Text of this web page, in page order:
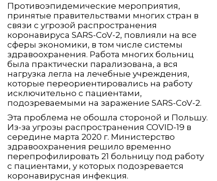
Противоэпидемические мероприятия,
принятые правительствами многих стран в
связи с угрозой распространения
коронавируса SARS-CoV-2, повлияли на все
сферы экономики, в том числе системы
здравоохранения. Работа многих больниц
была практически парализована, а вся
нагрузка легла на лечебные учреждения,
которые переориентировались на работу
исключительно с пациентами,
подозреваемыми на заражение SARS-CoV-2.
Эта проблема не обошла стороной и Польшу.
Из-за угрозы распространения COVID-19 в
середине марта 2020 г. Министерство
здравоохранения решило временно
перепрофилировать 21 больницу под работу
с пациентами, у которых подозревается
коронавирусная инфекция.